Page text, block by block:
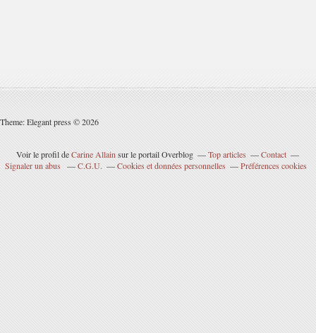
Theme: Elegant press © 2026
Voir le profil deCarine Allainsur le portail Overblog Top articles
Contact
Signaler un abus
C.G.U. Cookies et données personnelles Préférences cookies